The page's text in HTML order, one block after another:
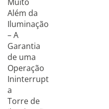
Além da
Iluminação
– A
Garantia
de uma
Operação
Ininterrupt
a
Torre de